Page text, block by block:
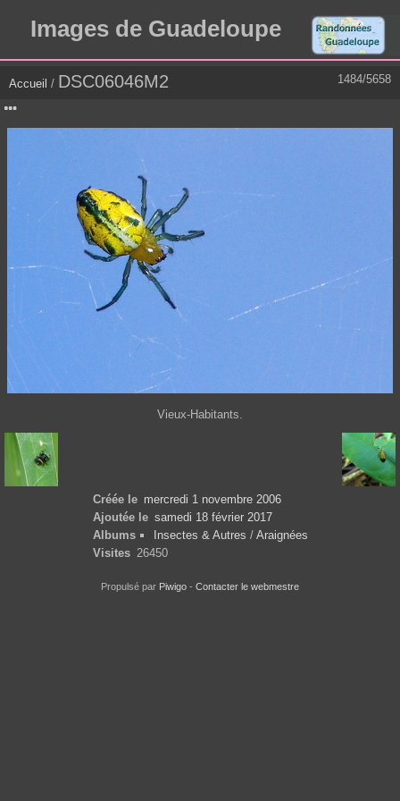
Images de Guadeloupe
1484/5658
Accueil / DSC06046M2
Vieux-Habitants.
Créée le mercredi 1 novembre 2006
Ajoutée le samedi 18 février 2017
Albums
Insectes & Autres / Araignées
Visites 26450
Propulsé par Piwigo - Contacter le webmestre